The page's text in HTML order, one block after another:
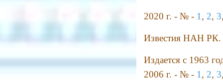
2020 г. - № - 1 , 2, 3
Известия НАН РК.
Издается с 1963
2006 г. - № - 1 , 2, 3